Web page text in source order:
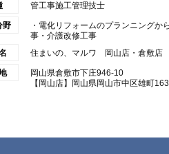
管工事施工管理技士
野
・電化リフォームのプランニング
事・介護改修工事
住まいの、マルワ 岡山店・倉敷店
岡山県倉敷市下庄946-10
【岡山店】岡山県岡山市中区雄町